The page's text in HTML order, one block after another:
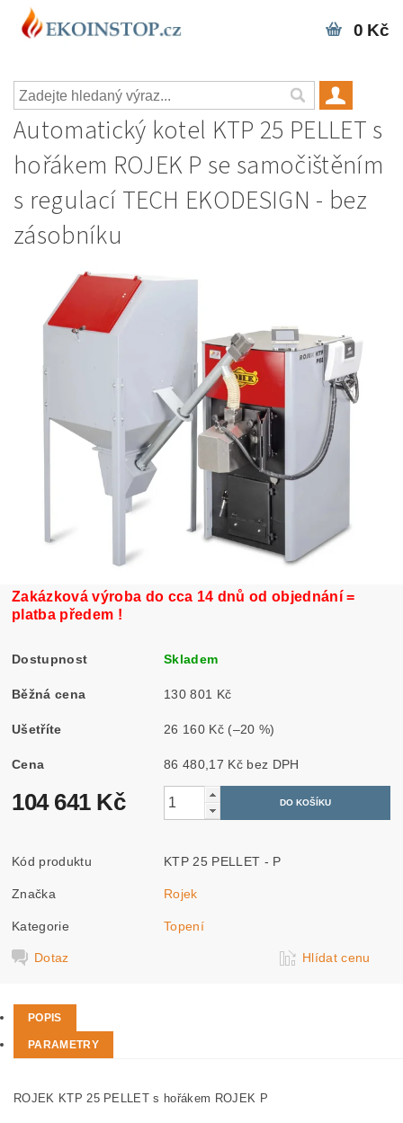
0 Kč
Automatický kotel KTP 25 PELLET s
hořákem ROJEK P se samočištěním
s regulací TECH EKODESIGN - bez
zásobníku
Zakázková výroba do cca 14 dnů od objednání =
platba předem !
Dostupnost Skladem
Běžná cena 130 801 Kč
Ušetříte 26 160 Kč (–20 %)
Cena 86 480,17 Kč bez DPH
104 641 Kč
Kód produktu KTP 25 PELLET - P
Značka Rojek
Kategorie Topení
Dotaz Hlídat cenu
POPIS
PARAMETRY
ROJEK KTP 25 PELLET s hořákem ROJEK P